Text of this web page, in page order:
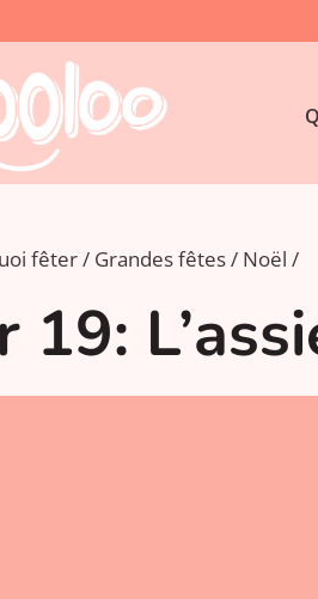
fêter Grandes fêtes Noël
19: